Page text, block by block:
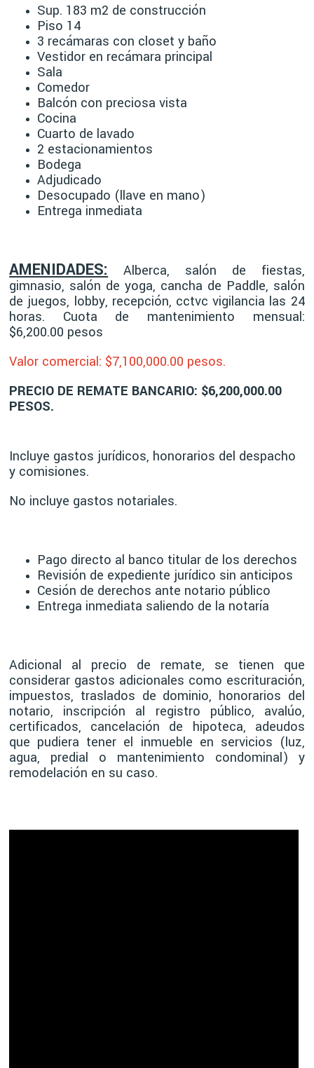
Sup. 183 m2 de construcción
Piso 14
3 recámaras con closet y baño
Vestidor en recámara principal
Sala
Comedor
Balcón con preciosa vista
Cocina
Cuarto de lavado
2 estacionamientos
Bodega
Adjudicado
Desocupado (llave en mano)
Entrega inmediata
AMENIDADES: Alberca, salón de fiestas,
gimnasio, salón de yoga, cancha de Paddle, salón
de juegos, lobby, recepción, cctvc vigilancia las 24
horas. Cuota de mantenimiento mensual:
$6,200.00 pesos
Valor comercial: $7,100,000.00 pesos.
PRECIO DE REMATE BANCARIO: $6,200,000.00
PESOS.
Incluye gastos jurídicos, honorarios del despacho
y comisiones.
No incluye gastos notariales.
Pago directo al banco titular de los derechos
Revisión de expediente jurídico sin anticipos
Cesión de derechos ante notario público
Entrega inmediata saliendo de la notaría
Adicional al precio de remate, se tienen que
considerar gastos adicionales como escrituración,
impuestos, traslados de dominio, honorarios del
notario, inscripción al registro público, avalúo,
certificados, cancelación de hipoteca, adeudos
que pudiera tener el inmueble en servicios (luz,
agua, predial o mantenimiento condominal) y
remodelación en su caso.